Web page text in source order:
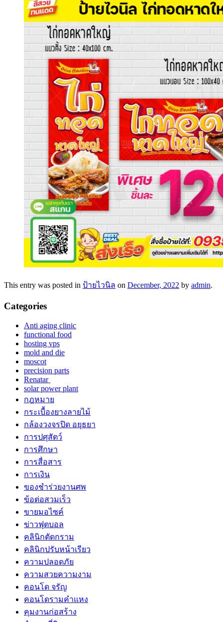
This entry was posted in ป้ายไวนิล on December, 2022 by admin.
Categories
Anti aging clinic
functional food
hosting vps
mold and die
moscot
precision parts
Renatar
solar power plant
กฎหมาย
กระเบื้องยางลายไม้
กล้องวงจรปิด อยุธยา
การปศุสัตว์
การศึกษา
การสื่อสาร
การเงิน
ของชำร่วยงานศพ
ข้อต่อสวมเร็ว
ขายมอไซค์
ข่าวฟุตบอล
คลินิกตัดกราม
คลินิกปรับหน้าเรียว
ความปลอดภัย
ความสวยความงาม
คอนโด จรัญ
คอนโดรามคำแหง
คุมงานก่อสร้าง